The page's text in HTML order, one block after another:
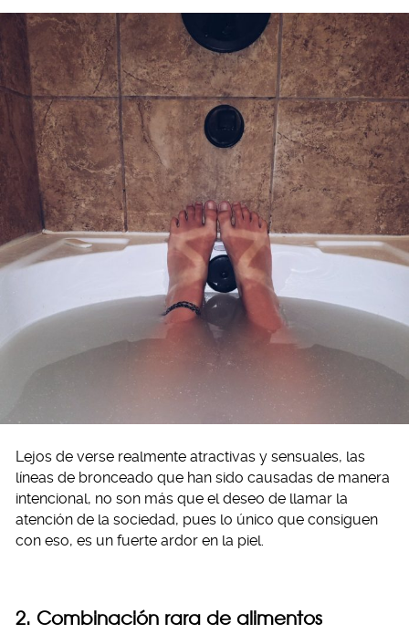
Lejos de verse realmente atractivas y sensuales, las
líneas de bronceado que han sido causadas de manera
intencional, no son más que el deseo de llamar la
atención de la sociedad, pues lo único que consiguen
con eso, es un fuerte ardor en la piel.
2. Combinación rara de alimentos